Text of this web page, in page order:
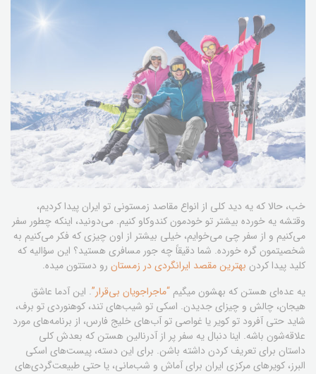
خب، حالا که یه دید کلی از انواع مقاصد زمستونی تو ایران پیدا کردیم،
وقتشه یه خورده بیشتر تو خودمون کندوکاو کنیم. می‌دونید، اینکه چطور سفر
می‌کنیم و از سفر چی می‌خوایم، خیلی بیشتر از اون چیزی که فکر می‌کنیم به
شخصیتمون گره خورده. شما دقیقاً چه جور مسافری هستید؟ این سؤالیه که
کلید پیدا کردن بهترین مقصد ایرانگردی در زمستان رو دستتون میده.
یه عده‌ای هستن که بهشون میگیم “ماجراجویان بی‌قرار”. این آدما عاشق
هیجان، چالش و چیزای جدیدن. اسکی تو شیب‌های تند، کوهنوردی تو برف،
شاید حتی آفرود تو کویر یا غواصی تو آب‌های خلیج فارس، از برنامه‌های مورد
علاقه‌شون باشه. اینا دنبال یه سفر پر از آدرنالین هستن که بعدش کلی
داستان برای تعریف کردن داشته باشن. برای این دسته، پیست‌های اسکی
البرز، کویرهای مرکزی ایران برای آماش و شب‌مانی، یا حتی طبیعت‌گردی‌های